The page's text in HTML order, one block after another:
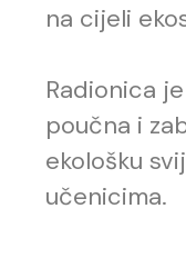
na cijeli
Radionica
poučna i
ekološku
učenicima.